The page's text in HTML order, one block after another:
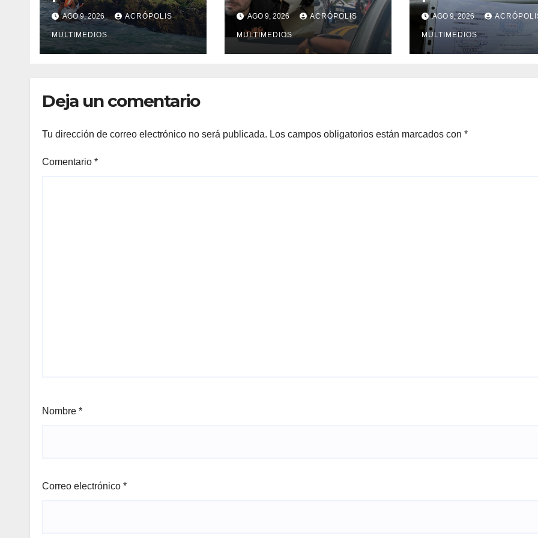
arrastradas por el
mar en Chachalacas
AGO 9, 2026 ACRÓPOLIS
MULTIMEDIOS
accidente en la
Xalapa-Veracruz
AGO 9, 2026 ACRÓPOLIS
MULTIMEDIOS
irregularidades
Bienestar de
Coatepec
AGO 9, 2026
MULTIMEDIOS
Deja un comentario
Tu dirección de correo electrónico no será publicada. Los campos obligatorios están marcados con *
Comentario *
Nombre *
Correo electrónico *